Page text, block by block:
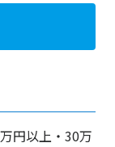
円以上・30万